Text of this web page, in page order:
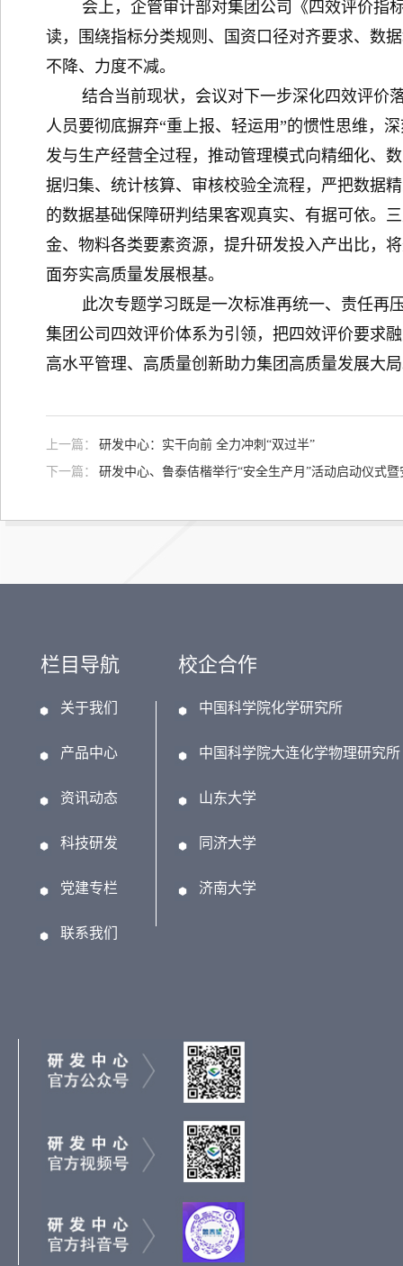
会上，企管审计部对集团公司《四效评价指标
读，围绕指标分类规则、国资口径对齐要求、数
不降、力度不减。
结合当前现状，会议对下一步深化四效评价落
人员要彻底摒弃“重上报、轻运用”的惯性思维，
发与生产经营全过程，推动管理模式向精细化、
据归集、统计核算、审核校验全流程，严把数据
的数据基础保障研判结果客观真实、有据可依。
金、物料各类要素资源，提升研发投入产出比，
面夯实高质量发展根基。
此次专题学习既是一次标准再统一、责任再压
集团公司四效评价体系为引领，把四效评价要求
高水平管理、高质量创新助力集团高质量发展大
上一篇：
研发中心：实干向前 全力冲刺“双过半”
下一篇：
研发中心、鲁泰佶楷举行“安全生产月”活动启动仪式
栏目导航
关于我们
产品中心
资讯动态
科技研发
党建专栏
联系我们
校企合作
中国科学院化学研究所
中国科学院大连化学物理研究所
山东大学
同济大学
济南大学